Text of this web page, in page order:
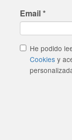
Email*
He podido
Cookies y